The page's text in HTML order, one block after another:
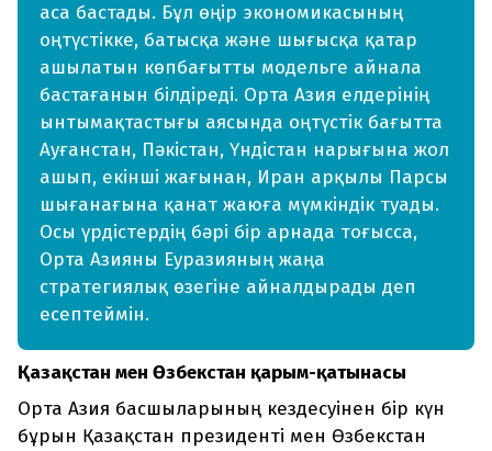
аса бастады. Бұл өңір экономикасының
оңтүстікке, батысқа және шығысқа қатар
ашылатын көпбағытты модельге айнала
бастағанын білдіреді. Орта Азия елдерінің
ынтымақтастығы аясында оңтүстік бағытта
Ауғанстан, Пәкістан, Үндістан нарығына жол
ашып, екінші жағынан, Иран арқылы Парсы
шығанағына қанат жаюға мүмкіндік туады.
Осы үрдістердің бәрі бір арнада тоғысса,
Орта Азияны Еуразияның жаңа
стратегиялық өзегіне айналдырады деп
есептеймін.
Қазақстан мен Өзбекстан қарым-қатынасы
Орта Азия басшыларының кездесуінен бір күн
бұрын Қазақстан президенті мен Өзбекстан